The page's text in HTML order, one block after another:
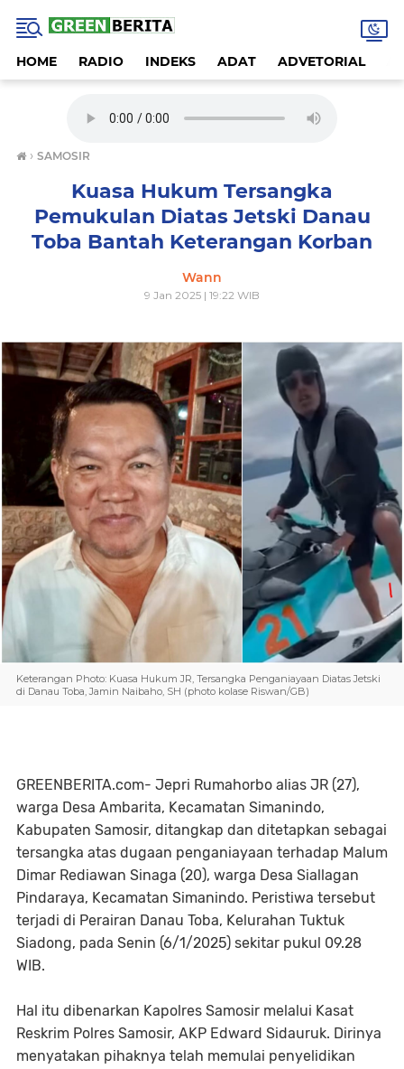
HOME RADIO INDEKS ADAT ADVETORIAL
› SAMOSIR
Kuasa Hukum Tersangka
Pemukulan Diatas Jetski Danau
Toba Bantah Keterangan Korban
Wann
9 Jan 2025 | 19:22 WIB
Keterangan Photo: Kuasa Hukum JR, Tersangka Penganiayaan Diatas Jetski
di Danau Toba, Jamin Naibaho, SH (photo kolase Riswan/GB)
GREENBERITA.com- Jepri Rumahorbo alias JR (27),
warga Desa Ambarita, Kecamatan Simanindo,
Kabupaten Samosir, ditangkap dan ditetapkan sebagai
tersangka atas dugaan penganiayaan terhadap Malum
Dimar Rediawan Sinaga (20), warga Desa Siallagan
Pindaraya, Kecamatan Simanindo. Peristiwa tersebut
terjadi di Perairan Danau Toba, Kelurahan Tuktuk
Siadong, pada Senin (6/1/2025) sekitar pukul 09.28
WIB.
Hal itu dibenarkan Kapolres Samosir melalui Kasat
Reskrim Polres Samosir, AKP Edward Sidauruk. Dirinya
menyatakan pihaknya telah memulai penyelidikan